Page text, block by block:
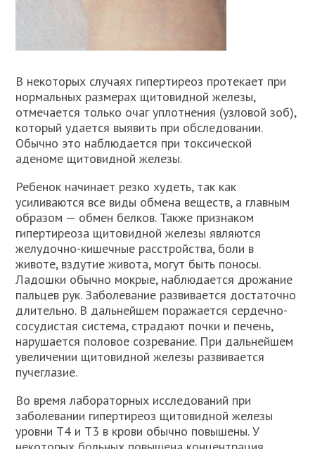
В некоторых случаях гипертиреоз протекает при
нормальных размерах щитовидной железы,
отмечается только очаг уплотнения (узловой зоб),
который удается выявить при обследовании.
Обычно это наблюдается при токсической
аденоме щитовидной железы.
Ребенок начинает резко худеть, так как
усиливаются все виды обмена веществ, а главным
образом — обмен белков. Также признаком
гипертиреоза щитовидной железы являются
желудочно-кишечные расстройства, боли в
животе, вздутие живота, могут быть поносы.
Ладошки обычно мокрые, наблюдается дрожание
пальцев рук. Заболевание развивается достаточно
длительно. В дальнейшем поражается сердечно-
сосудистая система, страдают почки и печень,
нарушается половое созревание. При дальнейшем
увеличении щитовидной железы развивается
пучеглазие.
Во время лабораторных исследований при
заболевании гипертиреоз щитовидной железы
уровни Т4 и Т3 в крови обычно повышены. У